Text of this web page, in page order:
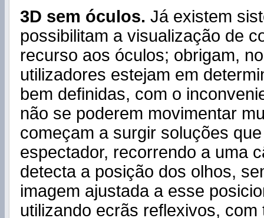
3D sem óculos. Já existem
possibilitam a visualização de
recurso aos óculos; obrigam,
utilizadores estejam em
bem definidas, com o
não se poderem movimentar
começam a surgir soluções
espectador, recorrendo a uma
detecta a posição dos olhos,
imagem ajustada a esse
utilizando ecrãs reflexivos, com